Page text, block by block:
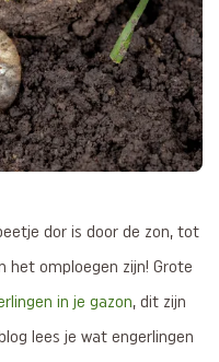
dor is door de zon, tot
het omploegen zijn! Grote
in je gazon, dit zijn
lees je wat engerlingen